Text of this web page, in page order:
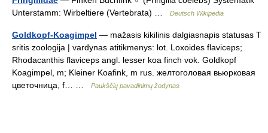
Unterstamm: Wirbeltiere (Vertebrata) …
Deutsch Wikipedia
Goldkopf-Koagimpel — mažasis kikilinis dalgiasnapis statusas T
sritis zoologija | vardynas atitikmenys: lot. Loxoides flaviceps;
Rhodacanthis flaviceps angl. lesser koa finch vok. Goldkopf
Koagimpel, m; Kleiner Koafink, m rus. желтоголовая вьюрковая
цветочница, f… …
Paukščių pavadinimų žodynas